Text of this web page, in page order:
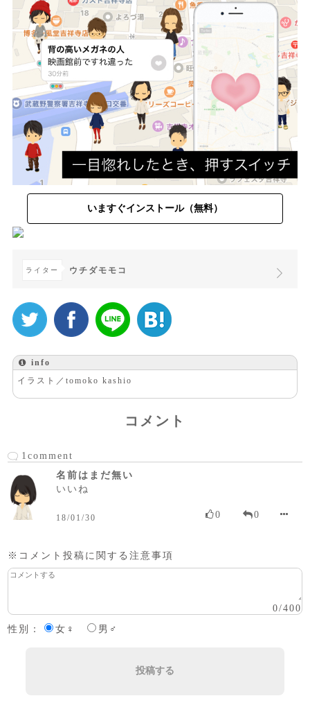
いますぐインストール（無料）
ライター ウチダモモコ
info
イラスト／tomoko kashio
コメント
1comment
名前はまだ無い
いいね
18/01/30 0 0
※コメント投稿に関する注意事項
0/400
性別：
女♀ 男♂
投稿する